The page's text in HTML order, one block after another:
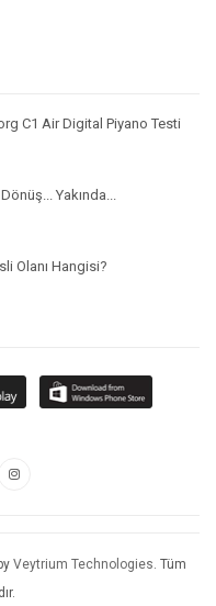
C1 Air Digital Piyano Testi
Yakında...
Olanı Hangisi?
Veytrium Technologies. Tüm